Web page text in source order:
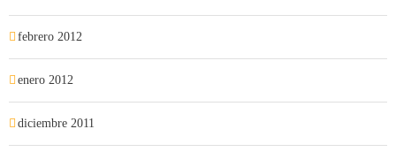
febrero 2012
enero 2012
diciembre 2011